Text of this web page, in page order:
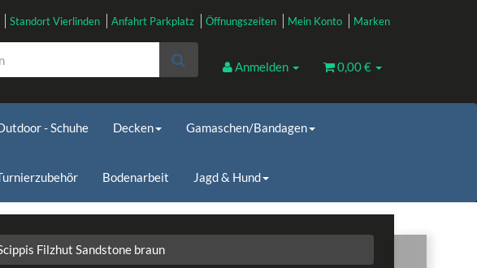
Standort Vierlinden Anfahrt Parkplatz Öffnungszeiten Mein Konto Marken
Anmelden 0,00 €
- Schuhe Decken Gamaschen/Bandagen
Bodenarbeit Jagd & Hund
Filzhut Sandstone braun